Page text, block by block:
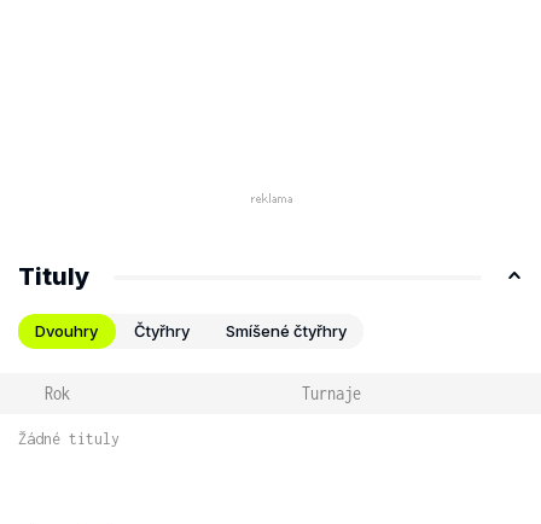
Tituly
Dvouhry Čtyřhry Smíšené čtyřhry
Rok Turnaje
Žádné tituly